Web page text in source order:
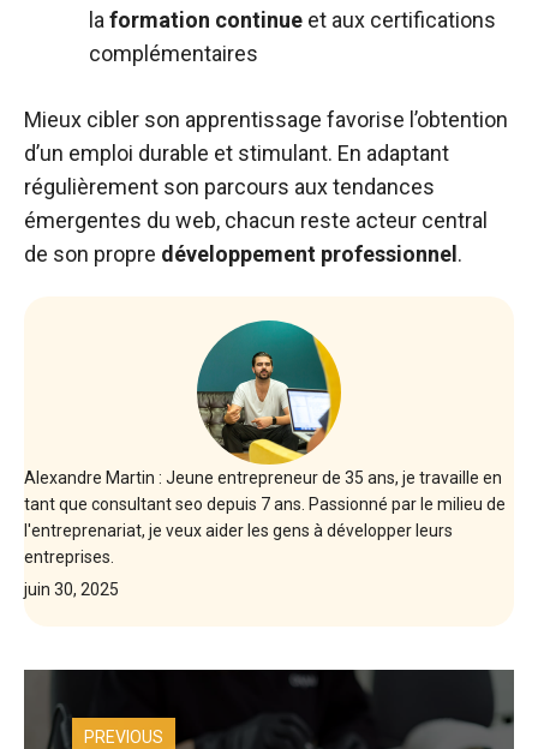
la formation continue et aux certifications
complémentaires
Mieux cibler son apprentissage favorise l’obtention
d’un emploi durable et stimulant. En adaptant
régulièrement son parcours aux tendances
émergentes du web, chacun reste acteur central
de son propre développement professionnel .
Alexandre Martin : Jeune entrepreneur de 35 ans, je travaille en
tant que consultant seo depuis 7 ans. Passionné par le milieu de
l'entreprenariat, je veux aider les gens à développer leurs
entreprises.
juin 30, 2025
PREVIOUS